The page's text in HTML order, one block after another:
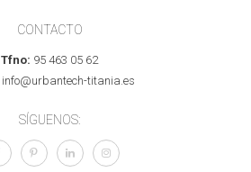
CONTACTO
Tfno: 95 463 05 62
info@urbantech-titania.es
SÍGUENOS: